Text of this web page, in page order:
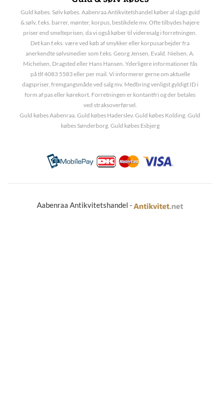
Guld købes. Sølv købes. Aabenraa Antikvitetshandel køber al slags guld
& sølv, f.eks. barrer, mønter, korpus, bestikdele mv. Ofte tilbydes højere
priser end smelteprisen, da vi også køber til videresalg i forretningen.
Det kan f.eks. være ved køb af smykker eller korpusarbejder fra
anerkendte sølvsmedier som f.eks. Georg Jensen, Evald. Nielsen, A.
Michelsen, Dragsted eller Hans Hansen. Yderligere informationer fås
på tlf 4083 5583 eller per mail. Vi informerer gerne om aktuelle
dagspriser, fremgangsmåde ved salg mv. Medbring venligst gyldigt ID i
form af pas eller kørekort. Forretningen er kontantfri og der betales
ved straksoverførsel.
Guld købes Aabenraa. Guld købes Haderslev. Guld købes Kolding. Guld
købes Sønderborg. Guld købes Esbjerg
Aabenraa Antikvitetshandel -